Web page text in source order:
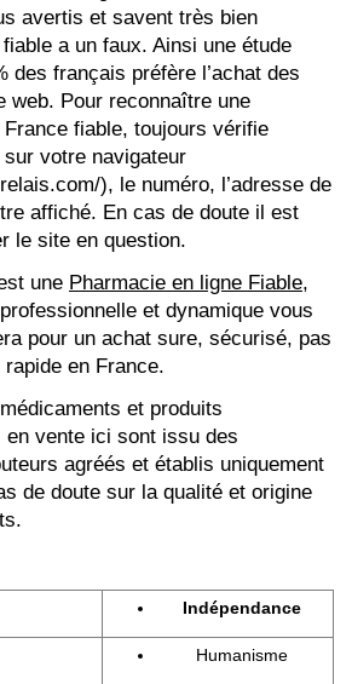
avertis et savent très bien
a un faux. Ainsi une étude
des français préfère l’achat des
web. Pour reconnaître une
fiable, toujours vérifie
sur votre navigateur
), le numéro, l’adresse de
affiché. En cas de doute il est
le site en question.
une Pharmacie en ligne Fiable,
et dynamique vous
pour un achat sure, sécurisé, pas
en France.
et produits
en vente ici sont issu des
agréés et établis uniquement
de doute sur la qualité et origine
Indépendance
Humanisme